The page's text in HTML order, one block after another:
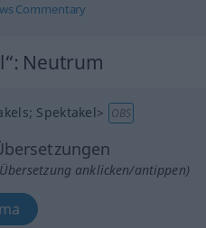
Commentary
: Neutrum
; Spektakel> OBS
anklicken/antippen)